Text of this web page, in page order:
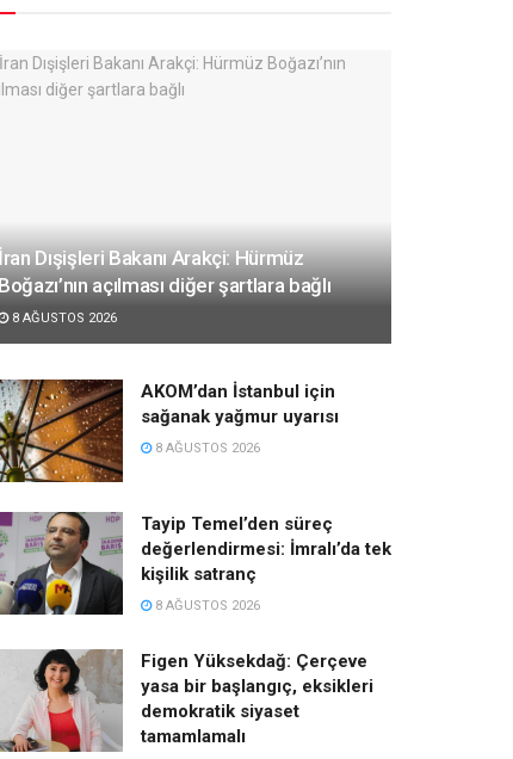
Dışişleri Bakanı Arakçi: Hürmüz
açılması diğer şartlara bağlı
8 AĞUSTOS 2026
AKOM’dan İstanbul için
sağanak yağmur uyarısı
8 AĞUSTOS 2026
Tayip Temel’den süreç
değerlendirmesi: İmralı’da tek
kişilik satranç
8 AĞUSTOS 2026
Figen Yüksekdağ: Çerçeve
yasa bir başlangıç, eksikleri
demokratik siyaset
tamamlamalı